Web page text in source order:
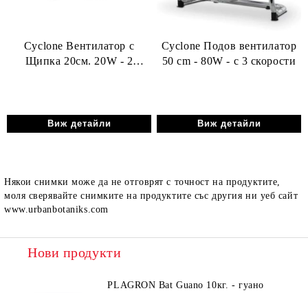
Cyclone Вентилатор с
Щипка 20cм. 20W - 2
Виж детайли
Cyclone Подов вентилатор
50 cm - 80W - с 3 скорости
Виж детайли
Някои снимки може да не отговрят с точност на продуктите,
моля сверявайте снимките на продуктите със другия ни уеб сайт
www.urbanbotaniks.com
Нови продукти
PLAGRON Bat Guano 10кг. - гуано